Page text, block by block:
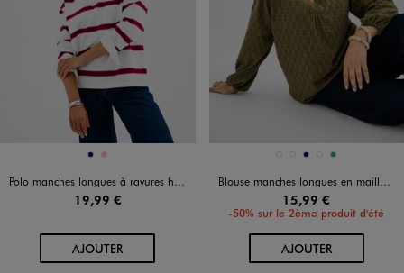
Disponible en 2 coloris
MARINEROSE
Polo manches longues à rayures homme
19,99 €
AJOUTERAU PANIER
Disponible en 5 coloris
KAKI STANDARD
MARINENOIR STANDARD
VERT
Blouse manches longues en maille ajourée femme grande taille
15,99 €
-50% sur le 2ème produit d'été
AJOUTERAU PANIER